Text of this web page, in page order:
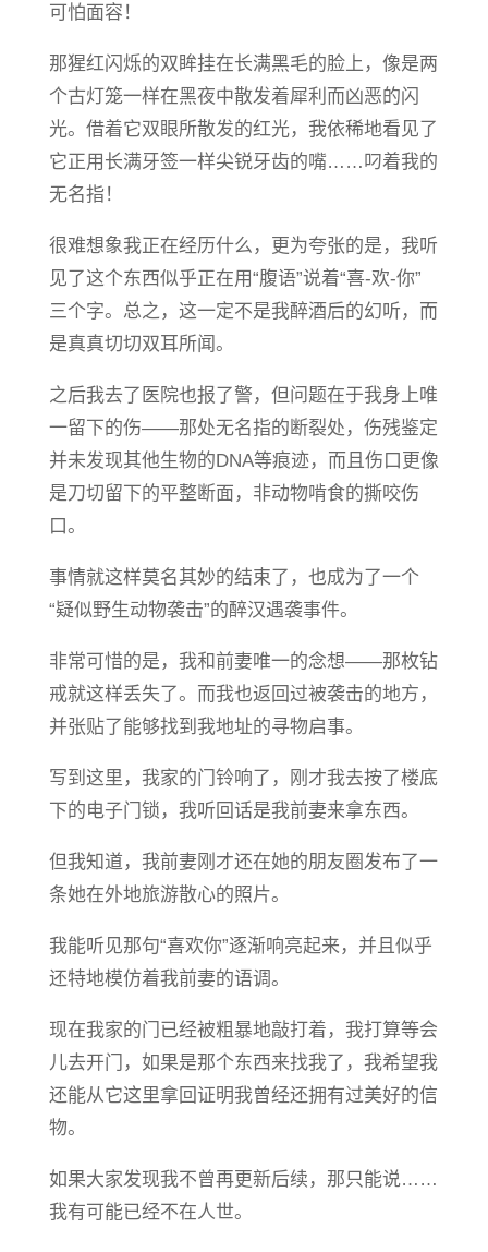
可怕面容！
那猩红闪烁的双眸挂在长满黑毛的脸上，像是两
个古灯笼一样在黑夜中散发着犀利而凶恶的闪
光。借着它双眼所散发的红光，我依稀地看见了
它正用长满牙签一样尖锐牙齿的嘴……叼着我的
无名指！
很难想象我正在经历什么，更为夸张的是，我听
见了这个东西似乎正在用“腹语”说着“喜-欢-你”
三个字。总之，这一定不是我醉酒后的幻听，而
是真真切切双耳所闻。
之后我去了医院也报了警，但问题在于我身上唯
一留下的伤——那处无名指的断裂处，伤残鉴定
并未发现其他生物的DNA等痕迹，而且伤口更像
是刀切留下的平整断面，非动物啃食的撕咬伤
口。
事情就这样莫名其妙的结束了，也成为了一个
“疑似野生动物袭击”的醉汉遇袭事件。
非常可惜的是，我和前妻唯一的念想——那枚钻
戒就这样丢失了。而我也返回过被袭击的地方，
并张贴了能够找到我地址的寻物启事。
写到这里，我家的门铃响了，刚才我去按了楼底
下的电子门锁，我听回话是我前妻来拿东西。
但我知道，我前妻刚才还在她的朋友圈发布了一
条她在外地旅游散心的照片。
我能听见那句“喜欢你”逐渐响亮起来，并且似乎
还特地模仿着我前妻的语调。
现在我家的门已经被粗暴地敲打着，我打算等会
儿去开门，如果是那个东西来找我了，我希望我
还能从它这里拿回证明我曾经还拥有过美好的信
物。
如果大家发现我不曾再更新后续，那只能说……
我有可能已经不在人世。